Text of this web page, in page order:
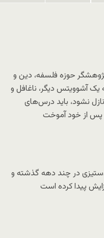
حوزه فلسفه، دین و
آشوویتس دیگر، ناغافل و
نشود، باید درس‌های
پس از خود آموخت
در چند دهه گذشته و
پیدا کرده است